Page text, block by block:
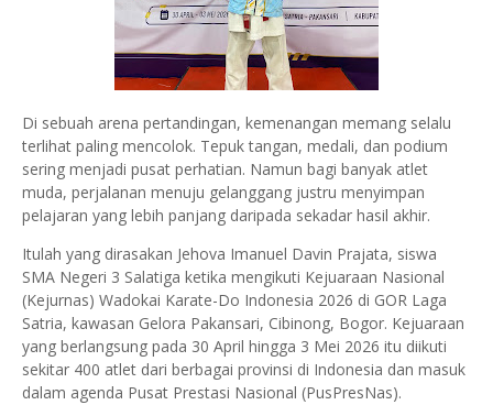
Di sebuah arena pertandingan, kemenangan memang selalu
terlihat paling mencolok. Tepuk tangan, medali, dan podium
sering menjadi pusat perhatian. Namun bagi banyak atlet
muda, perjalanan menuju gelanggang justru menyimpan
pelajaran yang lebih panjang daripada sekadar hasil akhir.
Itulah yang dirasakan Jehova Imanuel Davin Prajata, siswa
SMA Negeri 3 Salatiga ketika mengikuti Kejuaraan Nasional
(Kejurnas) Wadokai Karate-Do Indonesia 2026 di GOR Laga
Satria, kawasan Gelora Pakansari, Cibinong, Bogor. Kejuaraan
yang berlangsung pada 30 April hingga 3 Mei 2026 itu diikuti
sekitar 400 atlet dari berbagai provinsi di Indonesia dan masuk
dalam agenda Pusat Prestasi Nasional (PusPresNas).